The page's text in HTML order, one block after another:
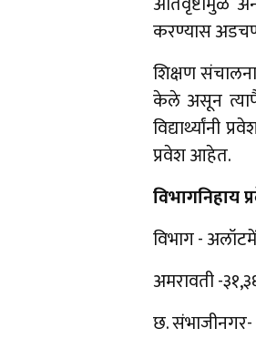
करण्यास अडचणी
शिक्षण
केले असून
प्रवेश आहेत.
विभागनिहाय
विभाग -
अमरावती -
छ.